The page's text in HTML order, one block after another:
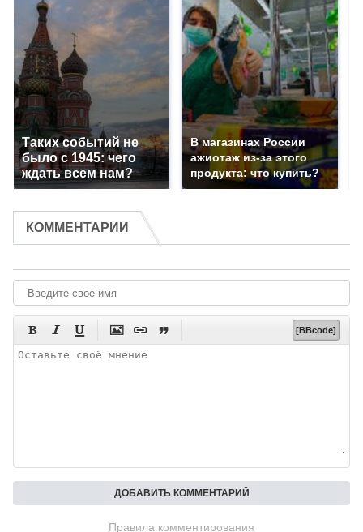
Таких событий не
было с 1945: чего
ждать всем нам?
В магазинах России
ажиотаж из-за этого
продукта: что купить?
КОММЕНТАРИИ
      [BBcode]
Правила комментирования